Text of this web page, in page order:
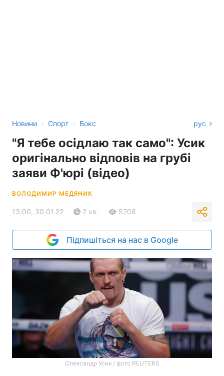
Новини › Спорт › Бокс рус
"Я тебе осідлаю так само": Усик
оригінально відповів на грубі
заяви Ф'юрі (відео)
ВОЛОДИМИР МЕДЯНИК
13:00, 30.01.22 2 хв. 5208
Підпишіться на нас в Google
Олександр Усик / фото REUTERS